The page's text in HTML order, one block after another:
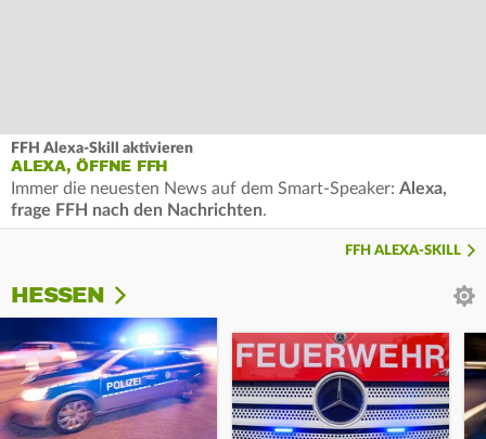
FFH Alexa-Skill aktivieren
ALEXA, ÖFFNE FFH
Immer die neuesten News auf dem Smart-Speaker: Alexa,
frage FFH nach den Nachrichten.
FFH ALEXA-SKILL
HESSEN